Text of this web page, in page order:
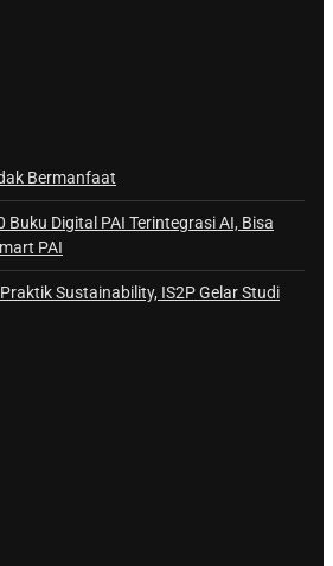
Bermanfaat
Buku Digital PAI Terintegrasi AI, Bisa
PAI
Sustainability, IS2P Gelar Studi